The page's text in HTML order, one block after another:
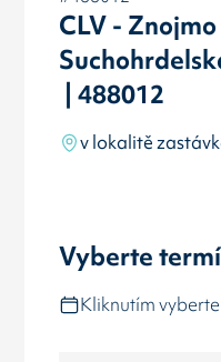
CLV - Znojmo
| 488012
v lokalitě
Vyberte
Kliknutím